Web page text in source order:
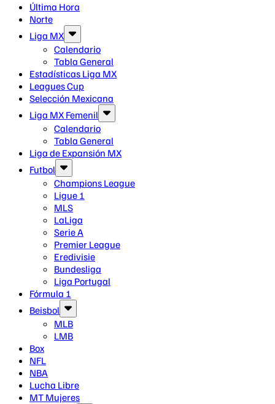
Última Hora
Norte
Liga MX
Calendario
Tabla General
Estadísticas Liga MX
Leagues Cup
Selección Mexicana
Liga MX Femenil
Calendario
Tabla General
Liga de Expansión MX
Futbol
Champions League
Ligue 1
MLS
LaLiga
Serie A
Premier League
Eredivisie
Bundesliga
Liga Portugal
Fórmula 1
Beisbol
MLB
LMB
Box
NFL
NBA
Lucha Libre
MT Mujeres